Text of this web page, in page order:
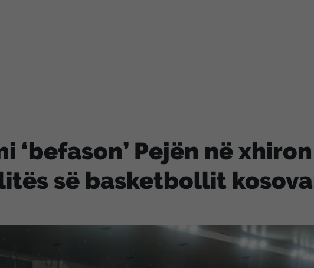
‘befason’ Pejën në
së basketbollit